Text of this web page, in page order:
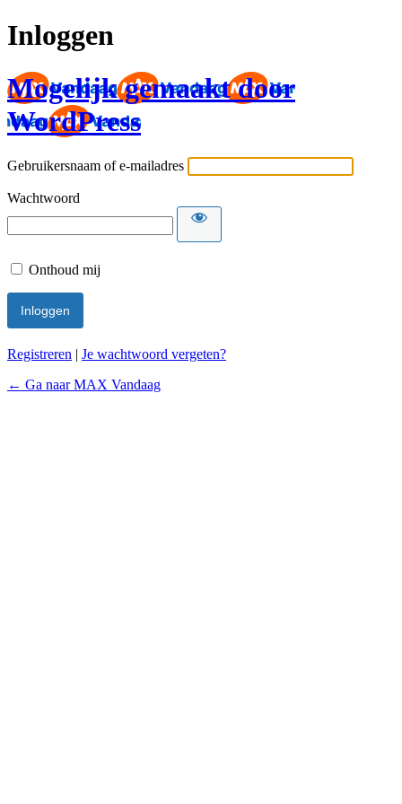
Inloggen
Mogelijk gemaakt door
WordPress
Gebruikersnaam of e-mailadres
Wachtwoord
Onthoud mij
Registreren | Je wachtwoord vergeten?
← Ga naar MAX Vandaag